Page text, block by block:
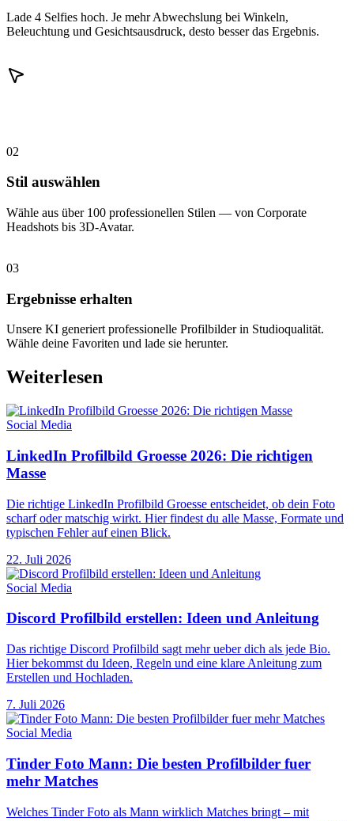
Lade 4 Selfies hoch. Je mehr Abwechslung bei Winkeln,
Beleuchtung und Gesichtsausdruck, desto besser das Ergebnis.
02
Stil auswählen
Wähle aus über 100 professionellen Stilen — von Corporate
Headshots bis 3D-Avatar.
03
Ergebnisse erhalten
Unsere KI generiert professionelle Profilbilder in Studioqualität.
Wähle deine Favoriten und lade sie herunter.
Weiterlesen
Social Media
LinkedIn Profilbild Groesse 2026: Die richtigen
Masse
Die richtige LinkedIn Profilbild Groesse entscheidet, ob dein Foto
scharf oder matschig wirkt. Hier findest du alle Masse, Formate und
typischen Fehler auf einen Blick.
22. Juli 2026
Social Media
Discord Profilbild erstellen: Ideen und Anleitung
Das richtige Discord Profilbild sagt mehr ueber dich als jede Bio.
Hier bekommst du Ideen, Regeln und eine klare Anleitung zum
Erstellen und Hochladen.
7. Juli 2026
Social Media
Tinder Foto Mann: Die besten Profilbilder fuer
mehr Matches
Welches Tinder Foto als Mann wirklich Matches bringt – mit